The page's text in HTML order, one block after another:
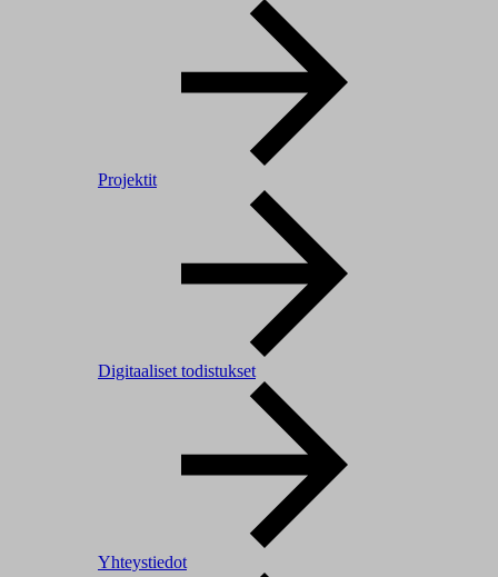
Projektit
Digitaaliset todistukset
Yhteystiedot